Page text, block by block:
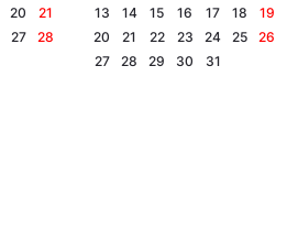
20
21
27
28
13
14 15 16 17 18
19
20
21 22 23 24 25
26
27
28 29 30 31